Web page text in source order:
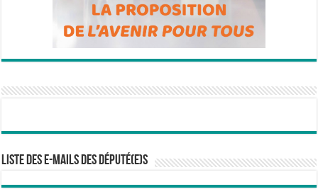
Liste des e-mails des député(e)s